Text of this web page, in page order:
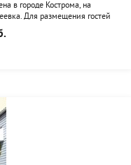
в городе Кострома, на
Для размещения гостей
есть Wi-Fi, телевизор
К услугам гостей
на параплане.